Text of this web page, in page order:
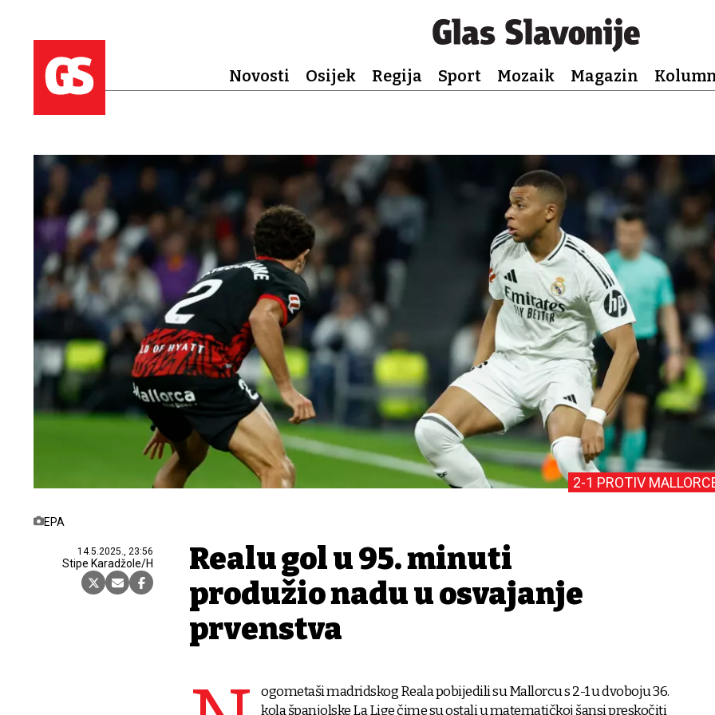
Novosti Osijek Regija Sport Mozaik Magazin
EPA
14.5.2025., 23:56
Stipe Karadžole/H
2-1 PROTIV
Realu gol u 95. minuti
produžio nadu u osvajanje
prvenstva
ogometaši madridskog Reala pobijedili su Mallorcu s 2-1 u dvoboju 36.
kola španjolske La Lige čime su ostali u matematičkoj šansi preskočiti